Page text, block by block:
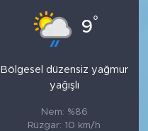
9°
Bölgesel düzensiz yağmur
yağışlı
Nem: %86
Rüzgar: 10 km/h